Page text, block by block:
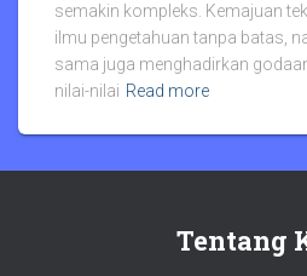
semakin kompleks. Kemajuan
ilmu pengetahuan tanpa batas,
sama juga menghadirkan
nilai-nilai Read more
Tentang